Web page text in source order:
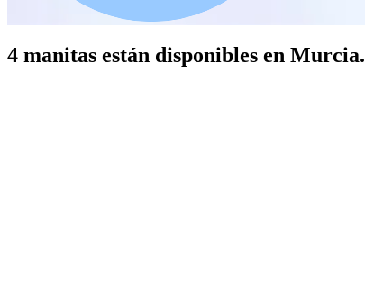
4 manitas están disponibles en Murcia.